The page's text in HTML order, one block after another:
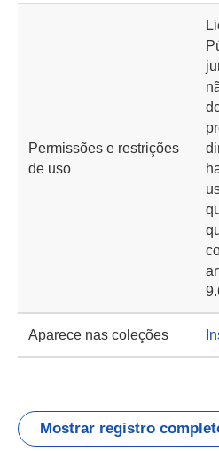
Permissões e restrições
de uso
Aparece nas coleções
Mostrar registro